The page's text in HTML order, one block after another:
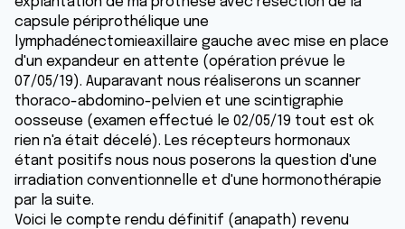
capsule périprothélique une
lymphadénectomieaxillaire gauche avec mise en place
d'un expandeur en attente (opération prévue le
07/05/19). Auparavant nous réaliserons un scanner
thoraco-abdomino-pelvien et une scintigraphie
oosseuse (examen effectué le 02/05/19 tout est ok
rien n'a était décelé). Les récepteurs hormonaux
étant positifs nous nous poserons la question d'une
irradiation conventionnelle et d'une hormonothérapie
par la suite.
Voici le compte rendu définitif (anapath) revenu